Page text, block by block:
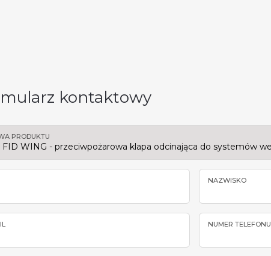
kontaktowy
PRODUKTU
NAZWISKO
NUMER TELEFONU